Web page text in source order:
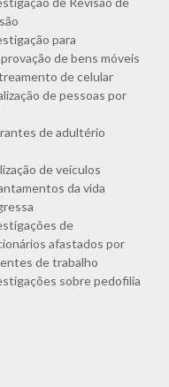
para
de bens móveis
de celular
de pessoas por
de adultério
de veículos
da vida
de
afastados por
de trabalho
sobre pedofilia